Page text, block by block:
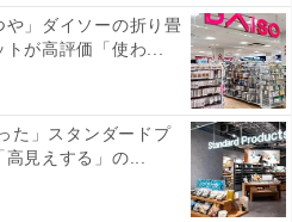
おつまみです。チーズは複数
わせ、または切らずにそのま
生ハムは子どもたちにも人気
や」ダイソーの折り畳
が高評価「使わ...
た」スタンダードプ
見えする」の...